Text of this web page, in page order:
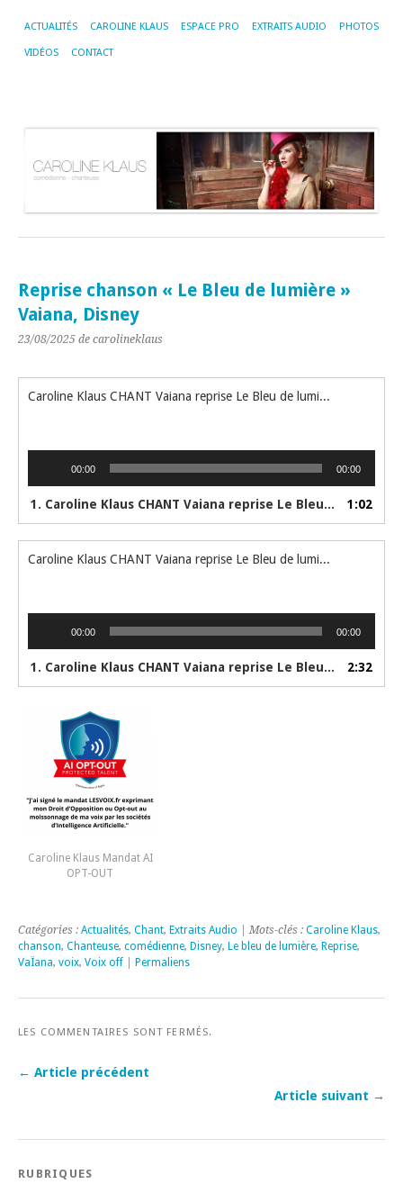
ACTUALITÉS CAROLINE KLAUS ESPACE PRO EXTRAITS AUDIO PHOTOS
VIDÉOS CONTACT
Reprise chanson « Le Bleu de lumière »
Vaiana, Disney
23/08/2025 de carolineklaus
Caroline Klaus CHANT Vaiana reprise Le Bleu de lumière Extrait
00:00 00:00
1. Caroline Klaus CHANT Vaiana reprise Le Bleu de lumière Extrait 1:02
Caroline Klaus CHANT Vaiana reprise Le Bleu de lumière
00:00 00:00
1. Caroline Klaus CHANT Vaiana reprise Le Bleu de lumière 2:32
Caroline Klaus Mandat AI
OPT-OUT
Catégories : Actualités, Chant, Extraits Audio | Mots-clés : Caroline Klaus,
chanson, Chanteuse, comédienne, Disney, Le bleu de lumière, Reprise,
VaÏana, voix, Voix off Permaliens
LES COMMENTAIRES SONT FERMÉS.
← Article précédent
Article suivant →
RUBRIQUES